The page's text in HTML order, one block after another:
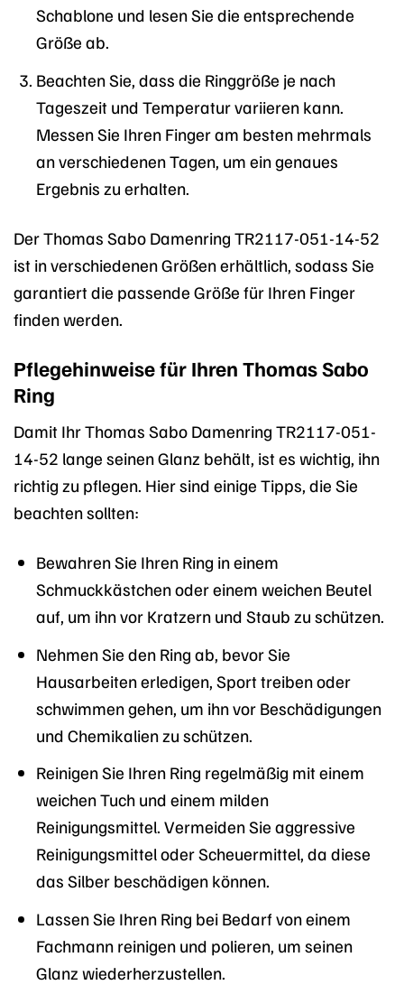
Schablone und lesen Sie die entsprechende
Größe ab.
Beachten Sie, dass die Ringgröße je nach
Tageszeit und Temperatur variieren kann.
Messen Sie Ihren Finger am besten mehrmals
an verschiedenen Tagen, um ein genaues
Ergebnis zu erhalten.
Der Thomas Sabo Damenring TR2117-051-14-52
ist in verschiedenen Größen erhältlich, sodass Sie
garantiert die passende Größe für Ihren Finger
finden werden.
Pflegehinweise für Ihren Thomas Sabo
Ring
Damit Ihr Thomas Sabo Damenring TR2117-051-
14-52 lange seinen Glanz behält, ist es wichtig, ihn
richtig zu pflegen. Hier sind einige Tipps, die Sie
beachten sollten:
Bewahren Sie Ihren Ring in einem
Schmuckkästchen oder einem weichen Beutel
auf, um ihn vor Kratzern und Staub zu schützen.
Nehmen Sie den Ring ab, bevor Sie
Hausarbeiten erledigen, Sport treiben oder
schwimmen gehen, um ihn vor Beschädigungen
und Chemikalien zu schützen.
Reinigen Sie Ihren Ring regelmäßig mit einem
weichen Tuch und einem milden
Reinigungsmittel. Vermeiden Sie aggressive
Reinigungsmittel oder Scheuermittel, da diese
das Silber beschädigen können.
Lassen Sie Ihren Ring bei Bedarf von einem
Fachmann reinigen und polieren, um seinen
Glanz wiederherzustellen.